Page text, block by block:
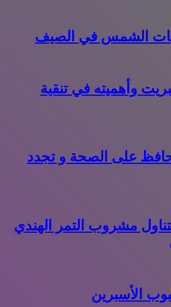
الشمس في الصيف
وأهميته في تنقية
على الصحة و تجدد
مشروب التمر الهندي
الأسبرين